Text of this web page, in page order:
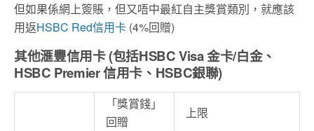
但如果係網上簽賬，但又唔中最紅自主獎賞類別，就應該
用返HSBC Red信用卡 (4%回贈)
其他滙豐信用卡 (包括HSBC Visa 金卡/白金、
HSBC Premier 信用卡、HSBC銀聯)
「獎賞錢」
回贈
上限